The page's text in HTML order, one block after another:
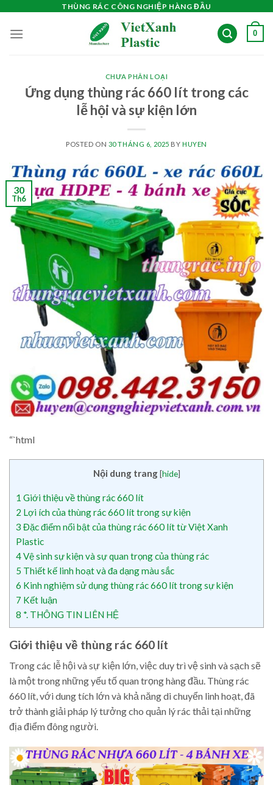
content
THÙNG RÁC CÔNG NGHIỆP HÀNG ĐẦU
0
CHƯA PHÂN LOẠI
Ứng dụng thùng rác 660 lít trong các
lễ hội và sự kiện lớn
POSTED ON 30 THÁNG 6, 2025 BY HUYEN
30
Th6
“`html
Nội dung trang [hide]
1 Giới thiệu về thùng rác 660 lít
2 Lợi ích của thùng rác 660 lít trong sự kiện
3 Đặc điểm nổi bật của thùng rác 660 lít từ Việt Xanh
Plastic
4Vệ sinh sự kiện và sự quan trọng của thùng rác
5 Thiết kế linh hoạt và đa dạng màu sắc
6 Kinh nghiệm sử dụng thùng rác 660 lít trong sự kiện
7 Kết luận
8 *. THÔNG TIN LIÊN HỆ
Giới thiệu về thùng rác 660 lít
Trong các lễ hội và sự kiện lớn, việc duy trì vệ sinh và sạch sẽ
là một trong những yếu tố quan trọng hàng đầu. Thùng rác
660 lít, với dung tích lớn và khả năng di chuyển linh hoạt, đã
trở thành giải pháp lý tưởng cho quản lý rác thải tại những
địa điểm đông người.